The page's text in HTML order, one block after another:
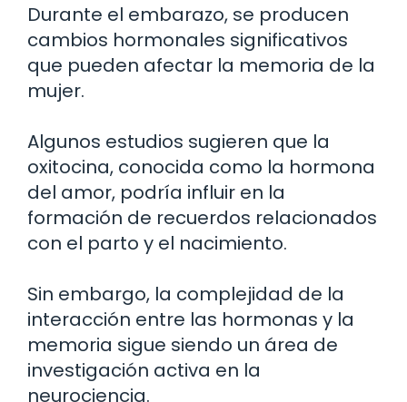
Durante el embarazo, se producen
cambios hormonales significativos
que pueden afectar la memoria de la
mujer.
Algunos estudios sugieren que la
oxitocina, conocida como la hormona
del amor, podría influir en la
formación de recuerdos relacionados
con el parto y el nacimiento.
Sin embargo, la complejidad de la
interacción entre las hormonas y la
memoria sigue siendo un área de
investigación activa en la
neurociencia.